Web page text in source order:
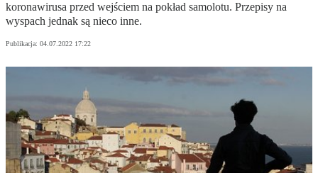
koronawirusa przed wejściem na pokład samolotu. Przepisy na
wyspach jednak są nieco inne.
Publikacja: 04.07.2022 17:22